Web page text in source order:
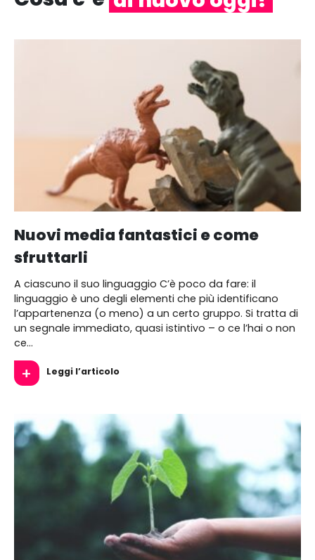
Nuovi media fantastici e come
sfruttarli
A ciascuno il suo linguaggio C’è poco da fare: il
linguaggio è uno degli elementi che più identificano
l’appartenenza (o meno) a un certo gruppo. Si tratta di
un segnale immediato, quasi istintivo – o ce l’hai o non
ce…
Leggi l’articolo